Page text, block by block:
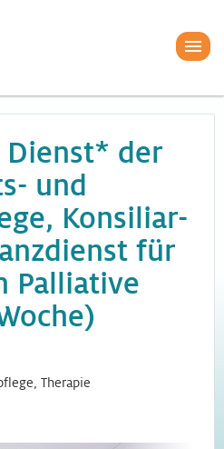
Dienst* der
und
Konsiliar-
für
Palliative
Therapie